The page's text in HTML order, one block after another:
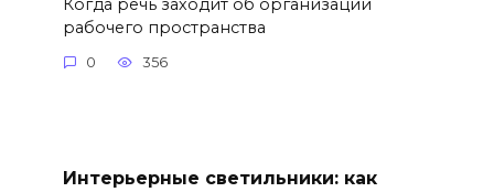
рабочего пространства
0 356
Интерьерные светильники: как